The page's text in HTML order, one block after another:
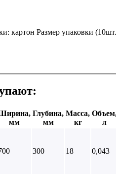
картон Размер упаковки
мм
Глубина,
мм
Масса,
кг
л
300 18 0,043